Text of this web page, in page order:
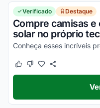
Verificado Destaque
Compre camisas
solar no próprio
Este cupom funcionou
Este cupom não